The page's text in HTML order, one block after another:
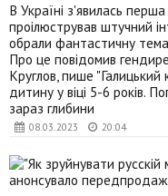
08.03.2023 20:04
В Україні з'явилась
проілюстрував штучний
обрали фантастичну
Про це повідомив
Круглов, пише
дитину у віці 5-6 років.
зараз глибини